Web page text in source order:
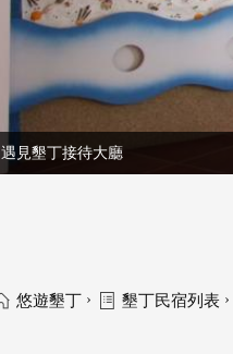
遇見墾丁接待大廳
悠遊墾丁 › 墾丁民宿列表 ›